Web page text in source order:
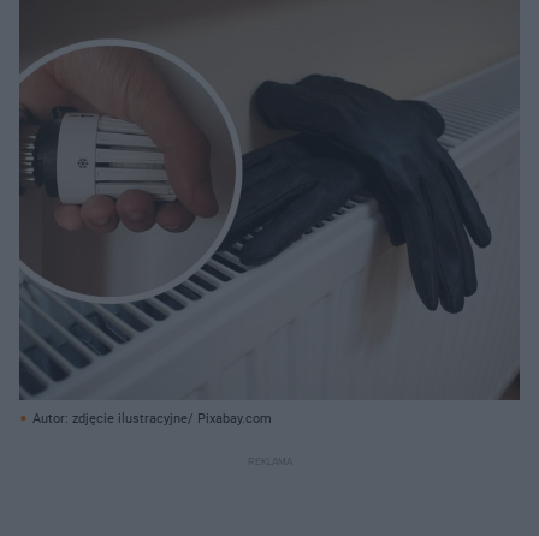
Autor: zdjęcie ilustracyjne/ Pixabay.com